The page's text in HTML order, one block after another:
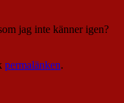
jag inte känner igen?
permalänken.